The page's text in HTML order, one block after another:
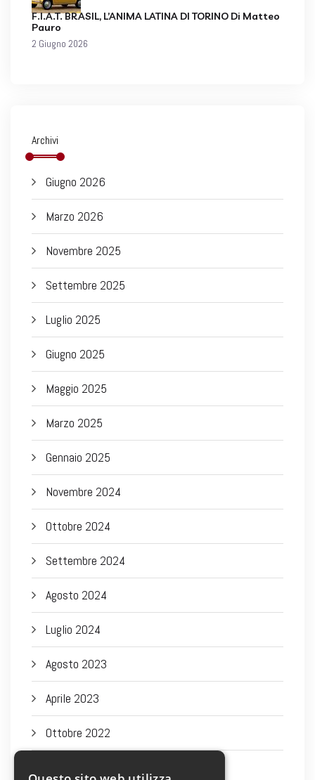
F.I.A.T. BRASIL, L’ANIMA LATINA DI TORINO Di Matteo
Pauro
2 Giugno 2026
Archivi
Giugno 2026
Marzo 2026
Novembre 2025
Settembre 2025
Luglio 2025
Giugno 2025
Maggio 2025
Marzo 2025
Gennaio 2025
Novembre 2024
Ottobre 2024
Settembre 2024
Agosto 2024
Luglio 2024
Agosto 2023
Aprile 2023
Ottobre 2022